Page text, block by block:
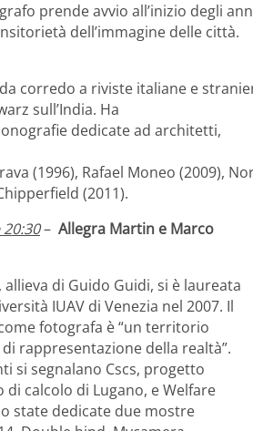
prende avvio all’inizio degli
dell’immagine delle città.
corredo a riviste italiane e
sull’India. Ha
dedicate ad architetti,
(1996), Rafael Moneo (2009),
(2011).
– Allegra Martin e Marco
di Guido Guidi, si è laureata
IUAV di Venezia nel 2007. Il
fotografa è “un territorio
rappresentazione della realtà”.
si segnalano Cscs, progetto
calcolo di Lugano, e Welfare
state dedicate due mostre